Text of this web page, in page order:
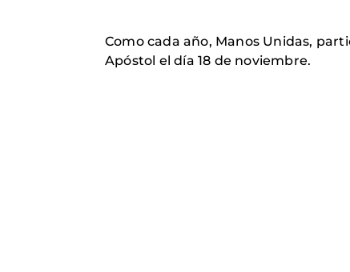
Como cada año, Manos Unidas,
Apóstol el día 18 de noviembre.